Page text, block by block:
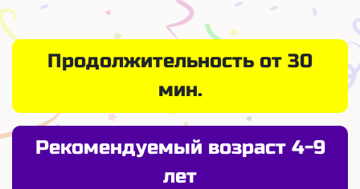
Продолжительность от 30
мин.
Рекомендуемый возраст 4-9
лет